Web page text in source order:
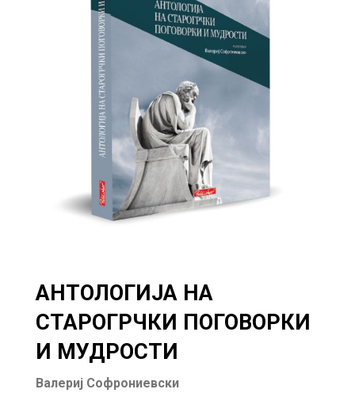
АНТОЛОГИЈА НА
СТАРОГРЧКИ ПОГОВОРКИ
И МУДРОСТИ
Валериј Софрониевски